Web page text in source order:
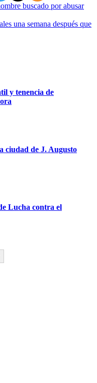
buscado por abusar
una semana después que
y tenencia de
ciudad de J. Augusto
Lucha contra el